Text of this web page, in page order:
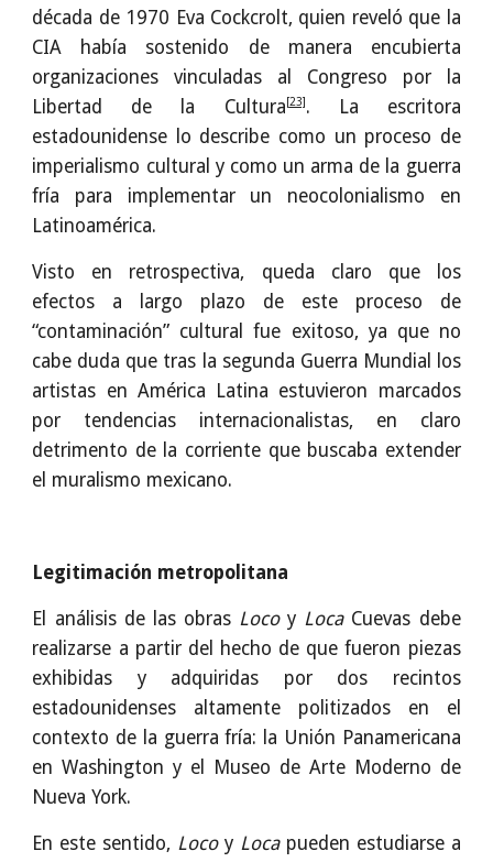
década de 1970 Eva Cockcrolt, quien reveló que la
CIA había sostenido de manera encubierta
organizaciones vinculadas al Congreso por la
Libertad de la Cultura [23] . La escritora
estadounidense lo describe como un proceso de
imperialismo cultural y como un arma de la guerra
fría para implementar un neocolonialismo en
Latinoamérica.
Visto en retrospectiva, queda claro que los
efectos a largo plazo de este proceso de
“contaminación” cultural fue exitoso, ya que no
cabe duda que tras la segunda Guerra Mundial los
artistas en América Latina estuvieron marcados
por tendencias internacionalistas, en claro
detrimento de la corriente que buscaba extender
el muralismo mexicano.
Legitimación metropolitana
El análisis de las obras Locoy LocaCuevas debe
realizarse a partir del hecho de que fueron piezas
exhibidas y adquiridas por dos recintos
estadounidenses altamente politizados en el
contexto de la guerra fría: la Unión Panamericana
en Washington y el Museo de Arte Moderno de
Nueva York.
En este sentido, Locoy Locapueden estudiarse a